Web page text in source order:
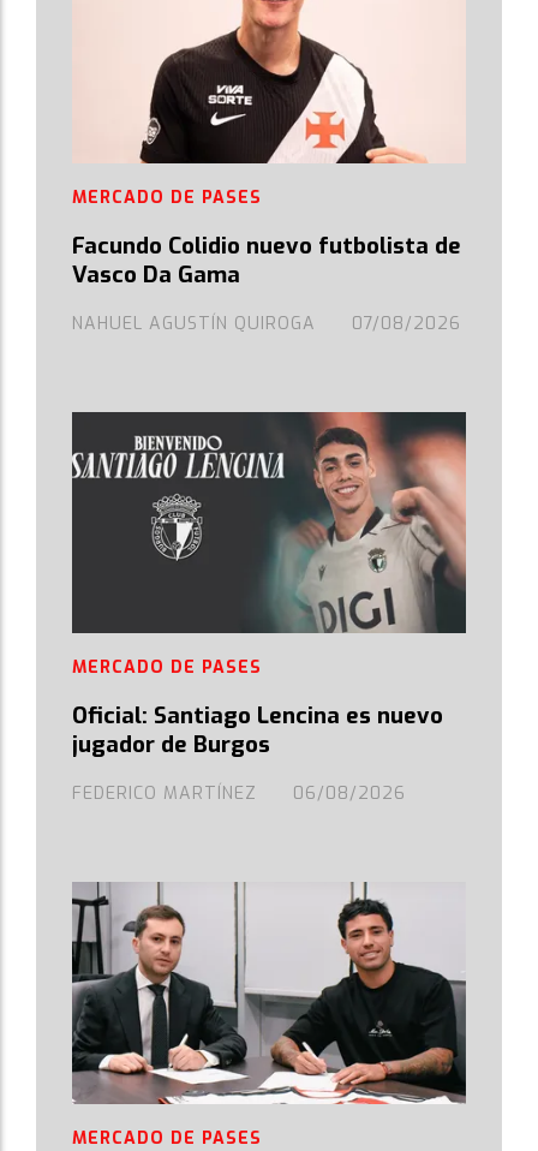
Facundo Colidio nuevo futbolista de
Vasco Da Gama
NAHUEL AGUSTÍN QUIROGA
MERCADO DE PASES
07/08/2026
Oficial: Santiago Lencina es nuevo
jugador de Burgos
FEDERICO MARTÍNEZ
MERCADO DE PASES
06/08/2026
MERCADO DE PASES